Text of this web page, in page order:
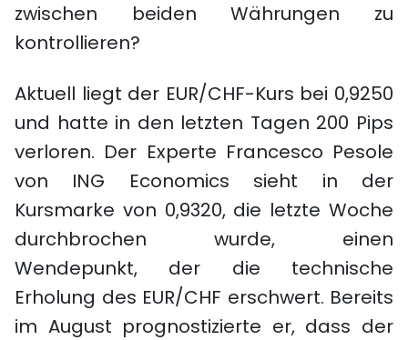
zwischen beiden Währungen zu
kontrollieren?
Aktuell liegt der EUR/CHF-Kurs bei 0,9250
und hatte in den letzten Tagen 200 Pips
verloren. Der Experte Francesco Pesole
von ING Economics sieht in der
Kursmarke von 0,9320, die letzte Woche
durchbrochen wurde, einen
Wendepunkt, der die technische
Erholung des EUR/CHF erschwert. Bereits
im August prognostizierte er, dass der